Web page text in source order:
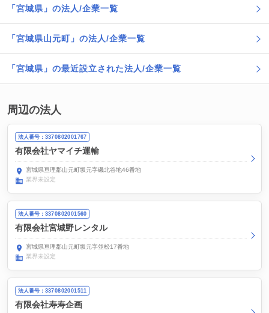
「宮城県」の法人/企業一覧
「宮城県山元町」の法人/企業一覧
「宮城県」の最近設立された法人/企業一覧
周辺の法人
法人番号：3370802001767
有限会社ヤマイチ運輸
宮城県亘理郡山元町坂元字磯北谷地46番地
業界未設定
法人番号：3370802001560
有限会社宮城野レンタル
宮城県亘理郡山元町坂元字並松17番地
業界未設定
法人番号：3370802001511
有限会社寿寿企画